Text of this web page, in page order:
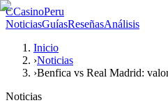
CCasinoPeru
NoticiasGuíasReseñasAnálisis
Inicio
›Noticias
›Benfica vs Real Madrid:
Noticias